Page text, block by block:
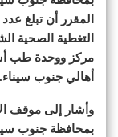
المقرر أن تبلغ
أهالي جنوب سيناء.
وأشار إلى موقف
بمحافظة جنوب